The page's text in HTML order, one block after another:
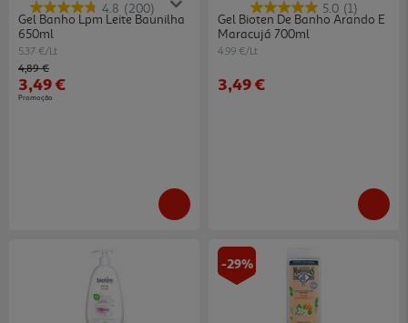
4.8 (200)
Gel Banho Lpm Leite Baunilha
650ml
5.37 €/Lt
Price reduced from
4,89 €to
3,49 €
Promoção
5.0 (1)
Gel Bioten De Banho Arando E
Maracujá 700ml
4.99 €/Lt
3,49 €
-29%